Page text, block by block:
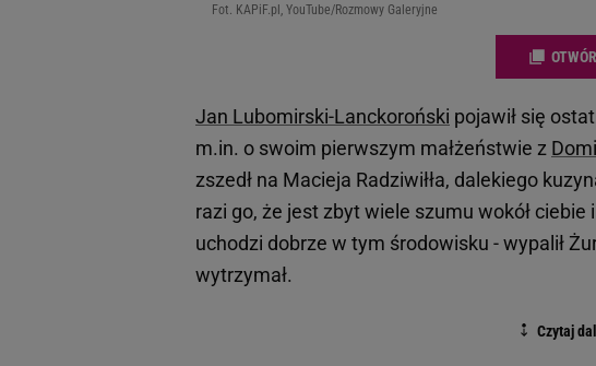
Fot. KAPiF.pl, YouTube/Rozmowy Galeryjne
Jan Lubomirski-Lanckoroński pojawił się
m.in. o swoim pierwszym małżeństwie z
zszedł na Macieja Radziwiłła, dalekiego
razi go, że jest zbyt wiele szumu wokół
uchodzi dobrze w tym środowisku - wypalił
wytrzymał.